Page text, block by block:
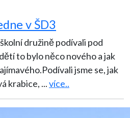
v ŠD3
družině podívali pod
to bylo něco nového a jak
jsme se, jak
krabice, ...více..